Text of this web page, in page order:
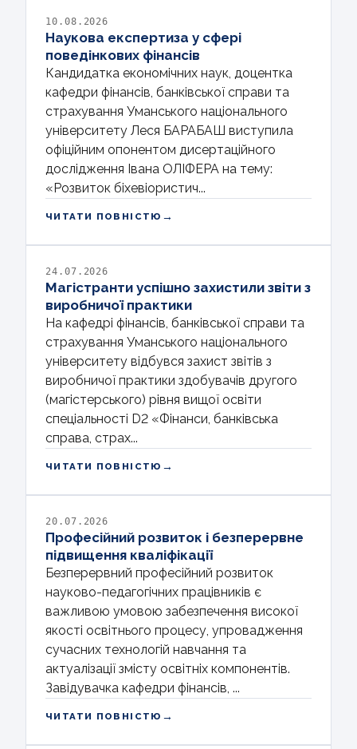
10.08.2026
Наукова експертиза у сфері
поведінкових фінансів
Кандидатка економічних наук, доцентка
кафедри фінансів, банківської справи та
страхування Уманського національного
університету Леся БАРАБАШ виступила
офіційним опонентом дисертаційного
дослідження Івана ОЛІФЕРА на тему:
«Розвиток біхевіористич...
ЧИТАТИ ПОВНІСТЮ →
24.07.2026
Магістранти успішно захистили звіти з
виробничої практики
На кафедрі фінансів, банківської справи та
страхування Уманського національного
університету відбувся захист звітів з
виробничої практики здобувачів другого
(магістерського) рівня вищої освіти
спеціальності D2 «Фінанси, банківська
справа, страх...
ЧИТАТИ ПОВНІСТЮ →
20.07.2026
Професійний розвиток і безперервне
підвищення кваліфікації
Безперервний професійний розвиток
науково-педагогічних працівників є
важливою умовою забезпечення високої
якості освітнього процесу, упровадження
сучасних технологій навчання та
актуалізації змісту освітніх компонентів.
Завідувачка кафедри фінансів, ...
ЧИТАТИ ПОВНІСТЮ →